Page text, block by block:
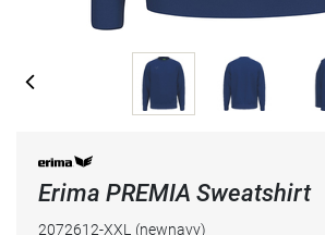
Erima PREMIA Sweatshirt
2072612-XXL (newnavy)